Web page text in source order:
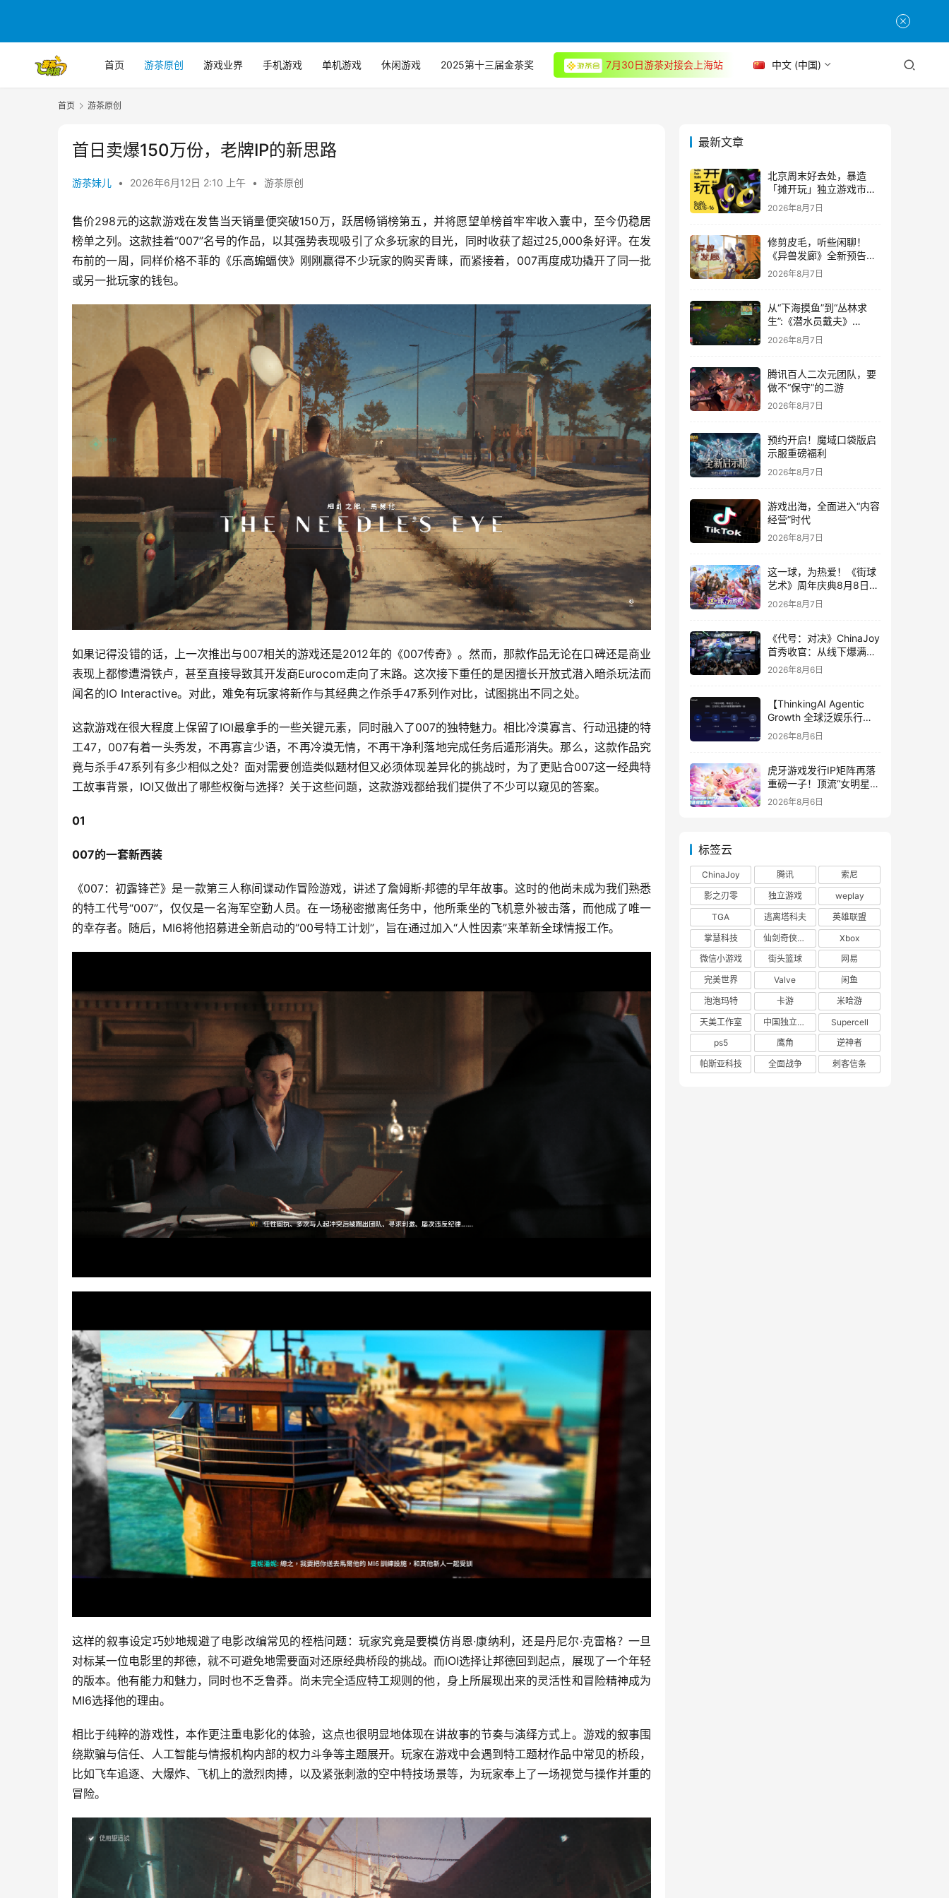
首页 游茶原创 游戏业界 手机游戏 单机游戏 休闲游戏 2025第十三届金茶奖 7月30日游茶对接会上海站 中文 (中国)
首页 游茶原创
首日卖爆150万份，老牌IP的新思路
游茶妹儿 • 2026年6月12日 2:10 上午 • 游茶原创
售价298元的这款游戏在发售当天销量便突破150万，跃居畅销榜第五，并将愿望单榜首牢牢收入囊中，至今仍稳居
榜单之列。这款挂着“007”名号的作品，以其强势表现吸引了众多玩家的目光，同时收获了超过25,000条好评。在发
布前的一周，同样价格不菲的《乐高蝙蝠侠》刚刚赢得不少玩家的购买青睐，而紧接着，007再度成功撬开了同一批
或另一批玩家的钱包。
如果记得没错的话，上一次推出与007相关的游戏还是2012年的《007传奇》。然而，那款作品无论在口碑还是商业
表现上都惨遭滑铁卢，甚至直接导致其开发商Eurocom走向了末路。这次接下重任的是因擅长开放式潜入暗杀玩法而
闻名的IO Interactive。对此，难免有玩家将新作与其经典之作杀手47系列作对比，试图挑出不同之处。
这款游戏在很大程度上保留了IOI最拿手的一些关键元素，同时融入了007的独特魅力。相比冷漠寡言、行动迅捷的特
工47，007有着一头秀发，不再寡言少语，不再冷漠无情，不再干净利落地完成任务后遁形消失。那么，这款作品究
竟与杀手47系列有多少相似之处？面对需要创造类似题材但又必须体现差异化的挑战时，为了更贴合007这一经典特
工故事背景，IOI又做出了哪些权衡与选择？关于这些问题，这款游戏都给我们提供了不少可以窥见的答案。
01
007的一套新西装
《007：初露锋芒》是一款第三人称间谍动作冒险游戏，讲述了詹姆斯·邦德的早年故事。这时的他尚未成为我们熟悉
的特工代号“007”，仅仅是一名海军空勤人员。在一场秘密撤离任务中，他所乘坐的飞机意外被击落，而他成了唯一
的幸存者。随后，MI6将他招募进全新启动的“00号特工计划”，旨在通过加入“人性因素”来革新全球情报工作。
这样的叙事设定巧妙地规避了电影改编常见的桎梏问题：玩家究竟是要模仿肖恩·康纳利，还是丹尼尔·克雷格？一旦
对标某一位电影里的邦德，就不可避免地需要面对还原经典桥段的挑战。而IOI选择让邦德回到起点，展现了一个年轻
的版本。他有能力和魅力，同时也不乏鲁莽。尚未完全适应特工规则的他，身上所展现出来的灵活性和冒险精神成为
MI6选择他的理由。
相比于纯粹的游戏性，本作更注重电影化的体验，这点也很明显地体现在讲故事的节奏与演绎方式上。游戏的叙事围
绕欺骗与信任、人工智能与情报机构内部的权力斗争等主题展开。玩家在游戏中会遇到特工题材作品中常见的桥段，
比如飞车追逐、大爆炸、飞机上的激烈肉搏，以及紧张刺激的空中特技场景等，为玩家奉上了一场视觉与操作并重的
冒险。
最新文章
北京周末好去处，暴造
「摊开玩」独立游戏市集
正式开票！
2026年8月7日
修剪皮毛，听些闲聊！
《异兽发廊》全新预告与
Steam免费试玩公开
2026年8月7日
从“下海摸鱼”到“丛林求
生”:《潜水员戴夫》
DLC《丛林》移动端定档
8月14日
2026年8月7日
腾讯百人二次元团队，要
做不“保守”的二游
2026年8月7日
预约开启！魔域口袋版启
示服重磅福利
2026年8月7日
游戏出海，全面进入“内容
经营”时代
2026年8月7日
这一球，为热爱！《街球
艺术》周年庆典8月8日正
式上线，多重福利与全新
内容同步开启
2026年8月7日
《代号：对决》ChinaJoy
首秀收官：从线下爆满看
见玩家的真实期待
2026年8月6日
【ThinkingAI Agentic
Growth 全球泛娱乐行业
峰会】Agent 时代，人到
底负责什么
2026年8月6日
虎牙游戏发行IP矩阵再落
重磅一子！顶流“女明星”
ZANMANG LOOPY 正版
2026年8月6日
标签云
ChinaJoy 腾讯
索尼
影之刃零
独立游戏
weplay
TGA
逃离塔科夫
英雄联盟
掌慧科技
仙剑奇侠传四
Xbox
微信小游戏
街头篮球
网易
完美世界
Valve
闲鱼
泡泡玛特
卡游
米哈游
天美工作室
中国独立游戏联盟
Supercell
ps5
鹰角
逆神者
帕斯亚科技
全面战争 刺客信条